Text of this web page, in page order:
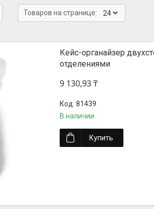
Кейс-органайзер
отделениями
9 130,93 ₸
81439
В наличии
Купить